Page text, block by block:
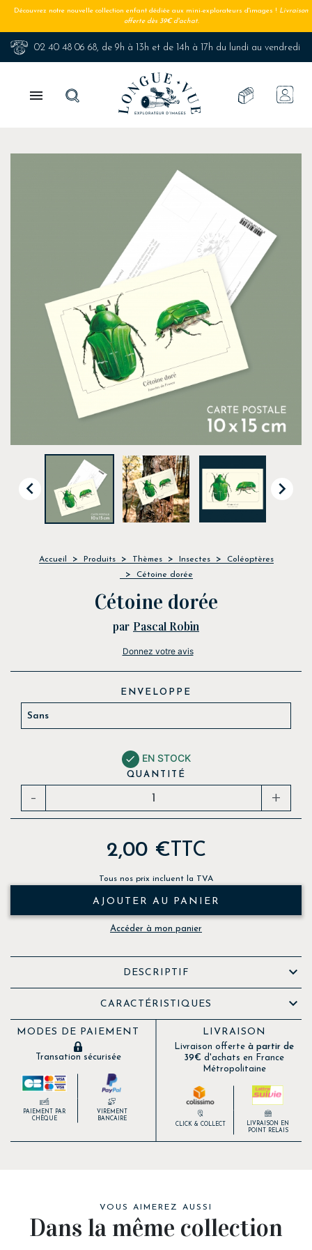
Découvrez notre nouvelle collection enfant dédiée aux mini-explorateurs d'images ! Livraison
offerte dès 39€ d'achat.
02 40 48 06 68, de 9h à 13h et de 14h à 17h du lundi au vendredi

 
Accueil Produits Thèmes Insectes
Coléoptères
Cétoine dorée
Cétoine dorée
par Pascal Robin
Donnez votre avis
ENVELOPPE
 EN STOCK
QUANTITÉ
- +
2,00 € TTC
Tous nos prix incluent la TVA
AJOUTER AU PANIER
Accéder à mon panier
DESCRIPTIF 
CARACTÉRISTIQUES 
MODES DE PAIEMENT
Transation sécurisée
PAIEMENT PAR
CHÈQUE
VIREMENT
BANCAIRE
LIVRAISON
Livraison offerte à partir de
39€ d'achats en France
Métropolitaine
CLICK & COLLECT
LIVRAISON EN
POINT RELAIS
VOUS AIMEREZ AUSSI
Dans la même collection